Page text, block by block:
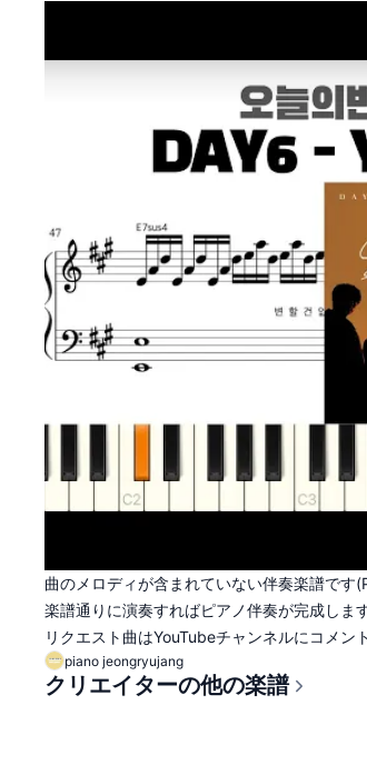
曲のメロディが含まれていない伴奏楽譜で
楽譜通りに演奏すればピアノ伴奏が完成し
リクエスト曲はYouTubeチャンネルにコメ
piano jeongryujang
クリエイターの他の楽譜